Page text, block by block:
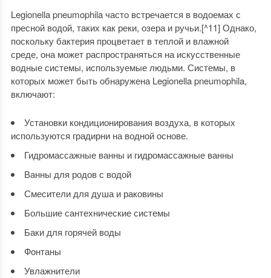
Legionella pneumophila часто встречается в водоемах с
пресной водой, таких как реки, озера и ручьи.[^11] Однако,
поскольку бактерия процветает в теплой и влажной
среде, она может распространяться на искусственные
водные системы, используемые людьми. Системы, в
которых может быть обнаружена Legionella pneumophila,
включают:
Установки кондиционирования воздуха, в которых
используются градирни на водной основе.
Гидромассажные ванны и гидромассажные ванны
Ванны для родов с водой
Смесители для душа и раковины
Большие сантехнические системы
Баки для горячей воды
Фонтаны
Увлажнители